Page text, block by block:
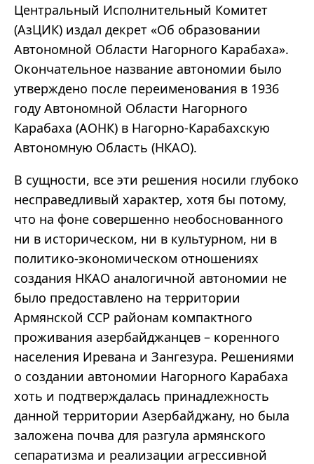
Центральный Исполнительный Комитет
(АзЦИК) издал декрет «Об образовании
Автономной Области Нагорного Карабаха».
Окончательное название автономии было
утверждено после переименования в 1936
году Автономной Области Нагорного
Карабаха (АОНК) в Нагорно-Карабахскую
Автономную Область (НКАО).
В сущности, все эти решения носили глубоко
несправедливый характер, хотя бы потому,
что на фоне совершенно необоснованного
ни в историческом, ни в культурном, ни в
политико-экономическом отношениях
создания НКАО аналогичной автономии не
было предоставлено на территории
Армянской ССР районам компактного
проживания азербайджанцев – коренного
населения Иревана и Зангезура. Решениями
о создании автономии Нагорного Карабаха
хоть и подтверждалась принадлежность
данной территории Азербайджану, но была
заложена почва для разгула армянского
сепаратизма и реализации агрессивной